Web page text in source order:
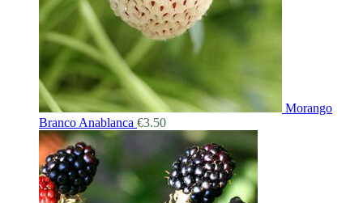
Morango
Branco Anablanca €3.50